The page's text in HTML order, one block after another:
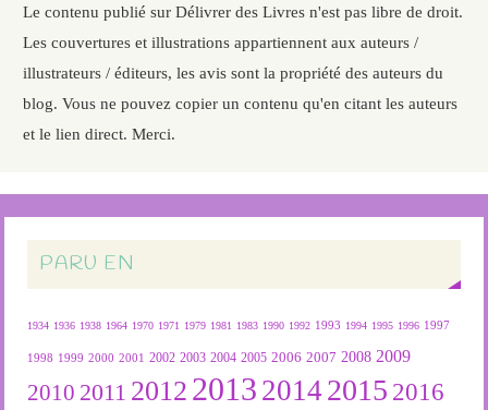
Le contenu publié sur Délivrer des Livres n'est pas libre de droit.
Les couvertures et illustrations appartiennent aux auteurs /
illustrateurs / éditeurs, les avis sont la propriété des auteurs du
blog. Vous ne pouvez copier un contenu qu'en citant les auteurs
et le lien direct. Merci.
PARU EN
1934 1936 1938 1964 1970 1971 1979 1981 1983 1990 1992 1993 1994 1995 1996 1997
1998 1999 2000 2001 2002 2003 2004 2005 2006 2007 2008 2009
2010 2011 2012 2013 2014 2015 2016